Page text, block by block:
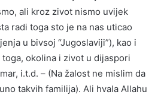
ali kroz zivot nismo uvijek
radi toga sto je na nas uticao
u bivsoj “Jugoslaviji”), kao i
okolina i zivot u dijaspori
i.t.d. – (Na žalost ne mislim da
takvih familija). Ali hvala Allahu